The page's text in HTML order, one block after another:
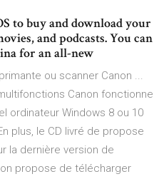
to buy and download your
and podcasts. You can
for an all-new
ou scanner Canon ...
Canon fonctionne
ordinateur Windows 8 ou 10
plus, le CD livré de propose
la dernière version de
propose de télécharger